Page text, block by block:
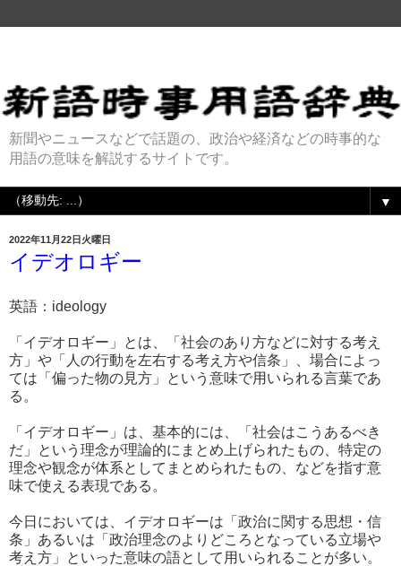
新聞やニュースなどで話題の、政治や経済などの時事的な
用語の意味を解説するサイトです。
▼
2022年11月22日火曜日
イデオロギー
英語：ideology
「イデオロギー」とは、「社会のあり方などに対する考え
方」や「人の行動を左右する考え方や信条」、場合によっ
ては「偏った物の見方」という意味で用いられる言葉であ
る。
「イデオロギー」は、基本的には、「社会はこうあるべき
だ」という理念が理論的にまとめ上げられたもの、特定の
理念や観念が体系としてまとめられたもの、などを指す意
味で使える表現である。
今日においては、イデオロギーは「政治に関する思想・信
条」あるいは「政治理念のよりどころとなっている立場や
考え方」といった意味の語として用いられることが多い。